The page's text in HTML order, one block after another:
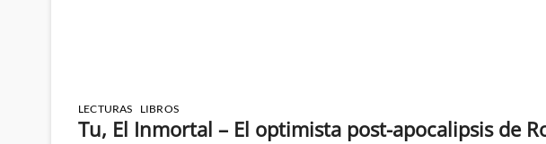
LECTURAS LIBROS
Tu, El Inmortal – El optimista post-apocalipsis de